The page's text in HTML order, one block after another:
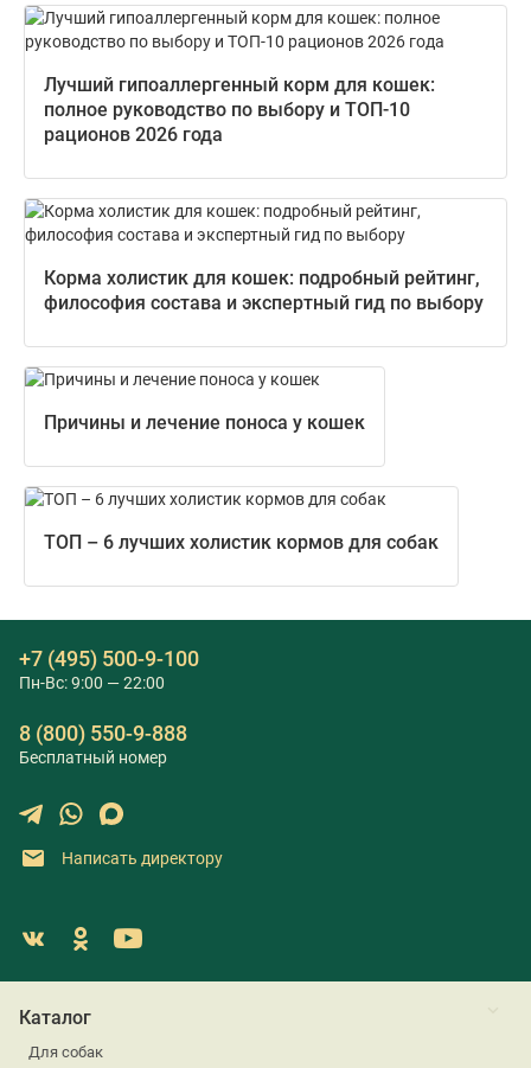
Лучший гипоаллергенный корм для кошек:
полное руководство по выбору и ТОП-10
рационов 2026 года
Корма холистик для кошек: подробный рейтинг,
философия состава и экспертный гид по выбору
Причины и лечение поноса у кошек
ТОП – 6 лучших холистик кормов для собак
+7 (495) 500-9-100
Пн-Вс: 9:00 — 22:00
8 (800) 550-9-888
Бесплатный номер
Написать директору
Каталог
Для собак